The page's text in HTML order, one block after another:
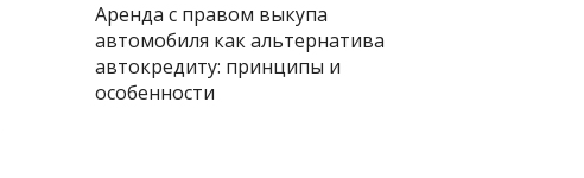
Аренда с правом выкупа
автомобиля как альтернатива
автокредиту: принципы и
особенности